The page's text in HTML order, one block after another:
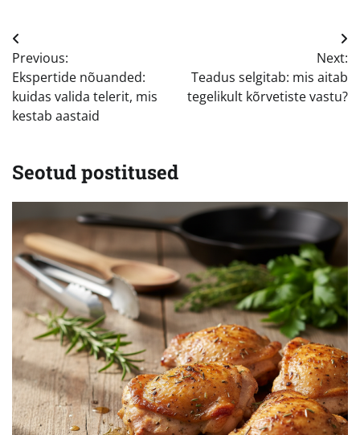
Navigeerimine
Previous:
Ekspertide nõuanded:
kuidas valida telerit, mis
kestab aastaid
Next:
Teadus selgitab: mis aitab
tegelikult kõrvetiste vastu?
Seotud postitused